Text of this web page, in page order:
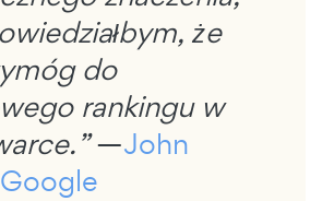
że
do
rankingu w
—John